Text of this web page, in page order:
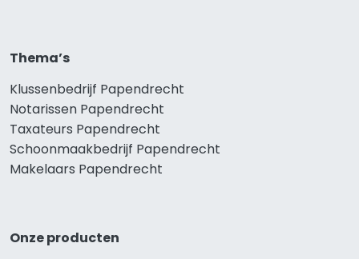
Thema’s
Klussenbedrijf Papendrecht
Notarissen Papendrecht
Taxateurs Papendrecht
Schoonmaakbedrijf Papendrecht
Makelaars Papendrecht
Onze producten